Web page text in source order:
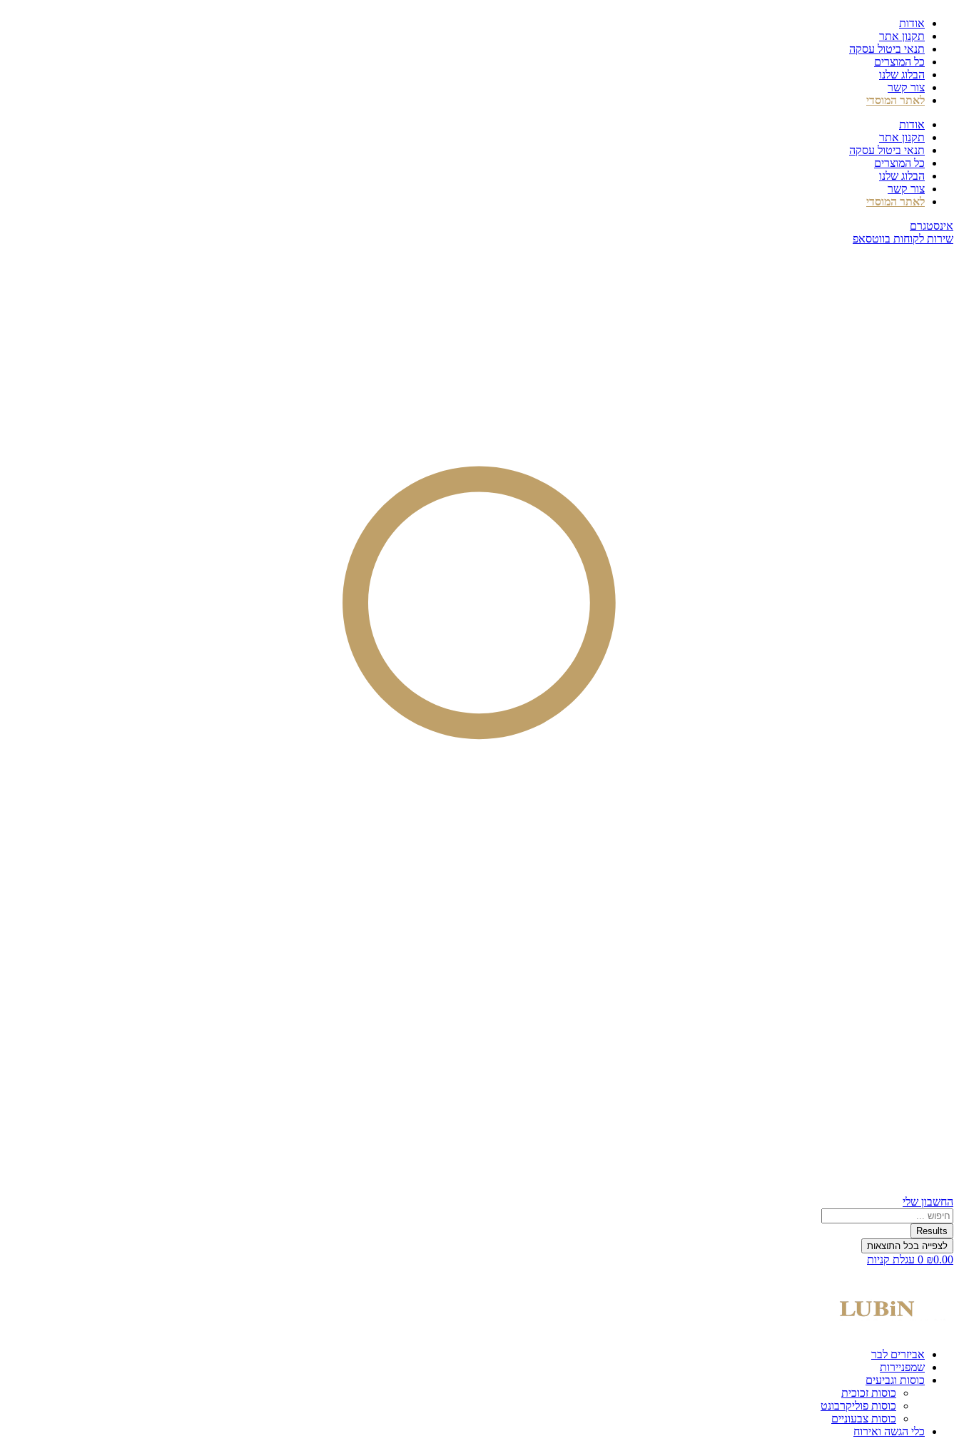
לתוכן
אודות
תקנון אתר
תנאי ביטול עסקה
כל המוצרים
הבלוג שלנו
צור קשר
לאתר המוסדי
אודות
תקנון אתר
תנאי ביטול עסקה
כל המוצרים
הבלוג שלנו
צור קשר
לאתר המוסדי
אינסטגרם
שירות לקוחות בווטסאפ
החשבון שלי
Search
...
Results
לצפייה בכל התוצאות
₪0.00
0 עגלת קניות
אביזרים לבר
שמפניירות
כוסות וגביעים
כוסות זכוכית
כוסות פוליקרבונט
כוסות צבעוניים
כלי הגשה ואירוח